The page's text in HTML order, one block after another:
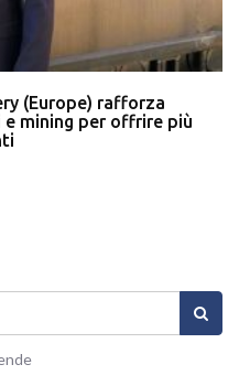
(Europe) rafforza
mining per offrire più